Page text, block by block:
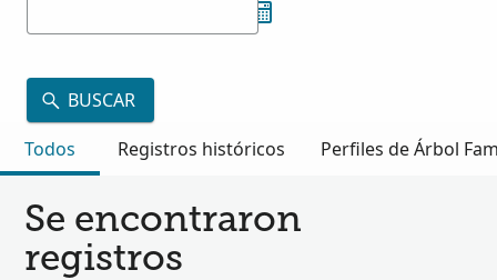
BUSCAR
Todos
Registros históricos Perfiles de Árbol
Se encontraron
registros